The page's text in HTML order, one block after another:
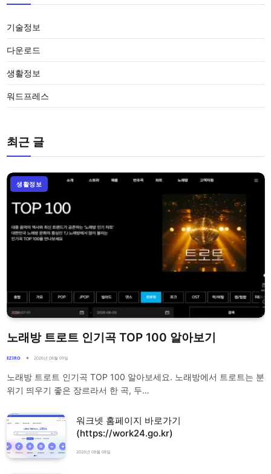
기술정보
다운로드
생활정보
워드프레스
최근 글
생활정보
노래방 트로트 인기곡 TOP 100 알아보기
EZIRO 2026년 08월 09일
노래방 트로트 인기곡 TOP 100 알아보세요. 노래방에서 트로트는 분
위기 띄우기 좋은 장르라서 한 곡, 두…
워크넷 홈페이지 바로가기
(https://work24.go.kr)
2026년 08월 08일